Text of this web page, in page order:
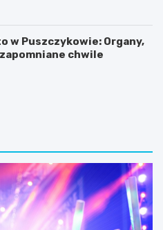
w Puszczykowie: Organy,
chwile